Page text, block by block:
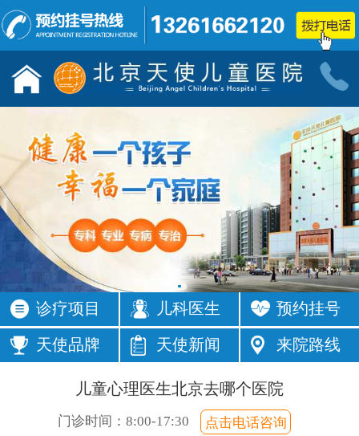
儿童发育行为科门诊
多动症 抽动症
发育迟缓
语言障碍
遗尿症
矮小症
自闭症
注意力不集
中
按症状
活动过多 频繁眨眼
发育落后
成绩差
小儿神经
按病种
智力低下
智力发育
缓
癫痫
按症状
常流口水
诊疗项目 儿科医生 预约挂号
天使品牌 天使新闻 来院路线
儿童心理医生北京去哪个医院
门诊时间：8:00-17:30 点击电话咨询